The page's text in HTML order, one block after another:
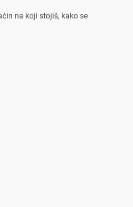
na koji stojiš, kako se